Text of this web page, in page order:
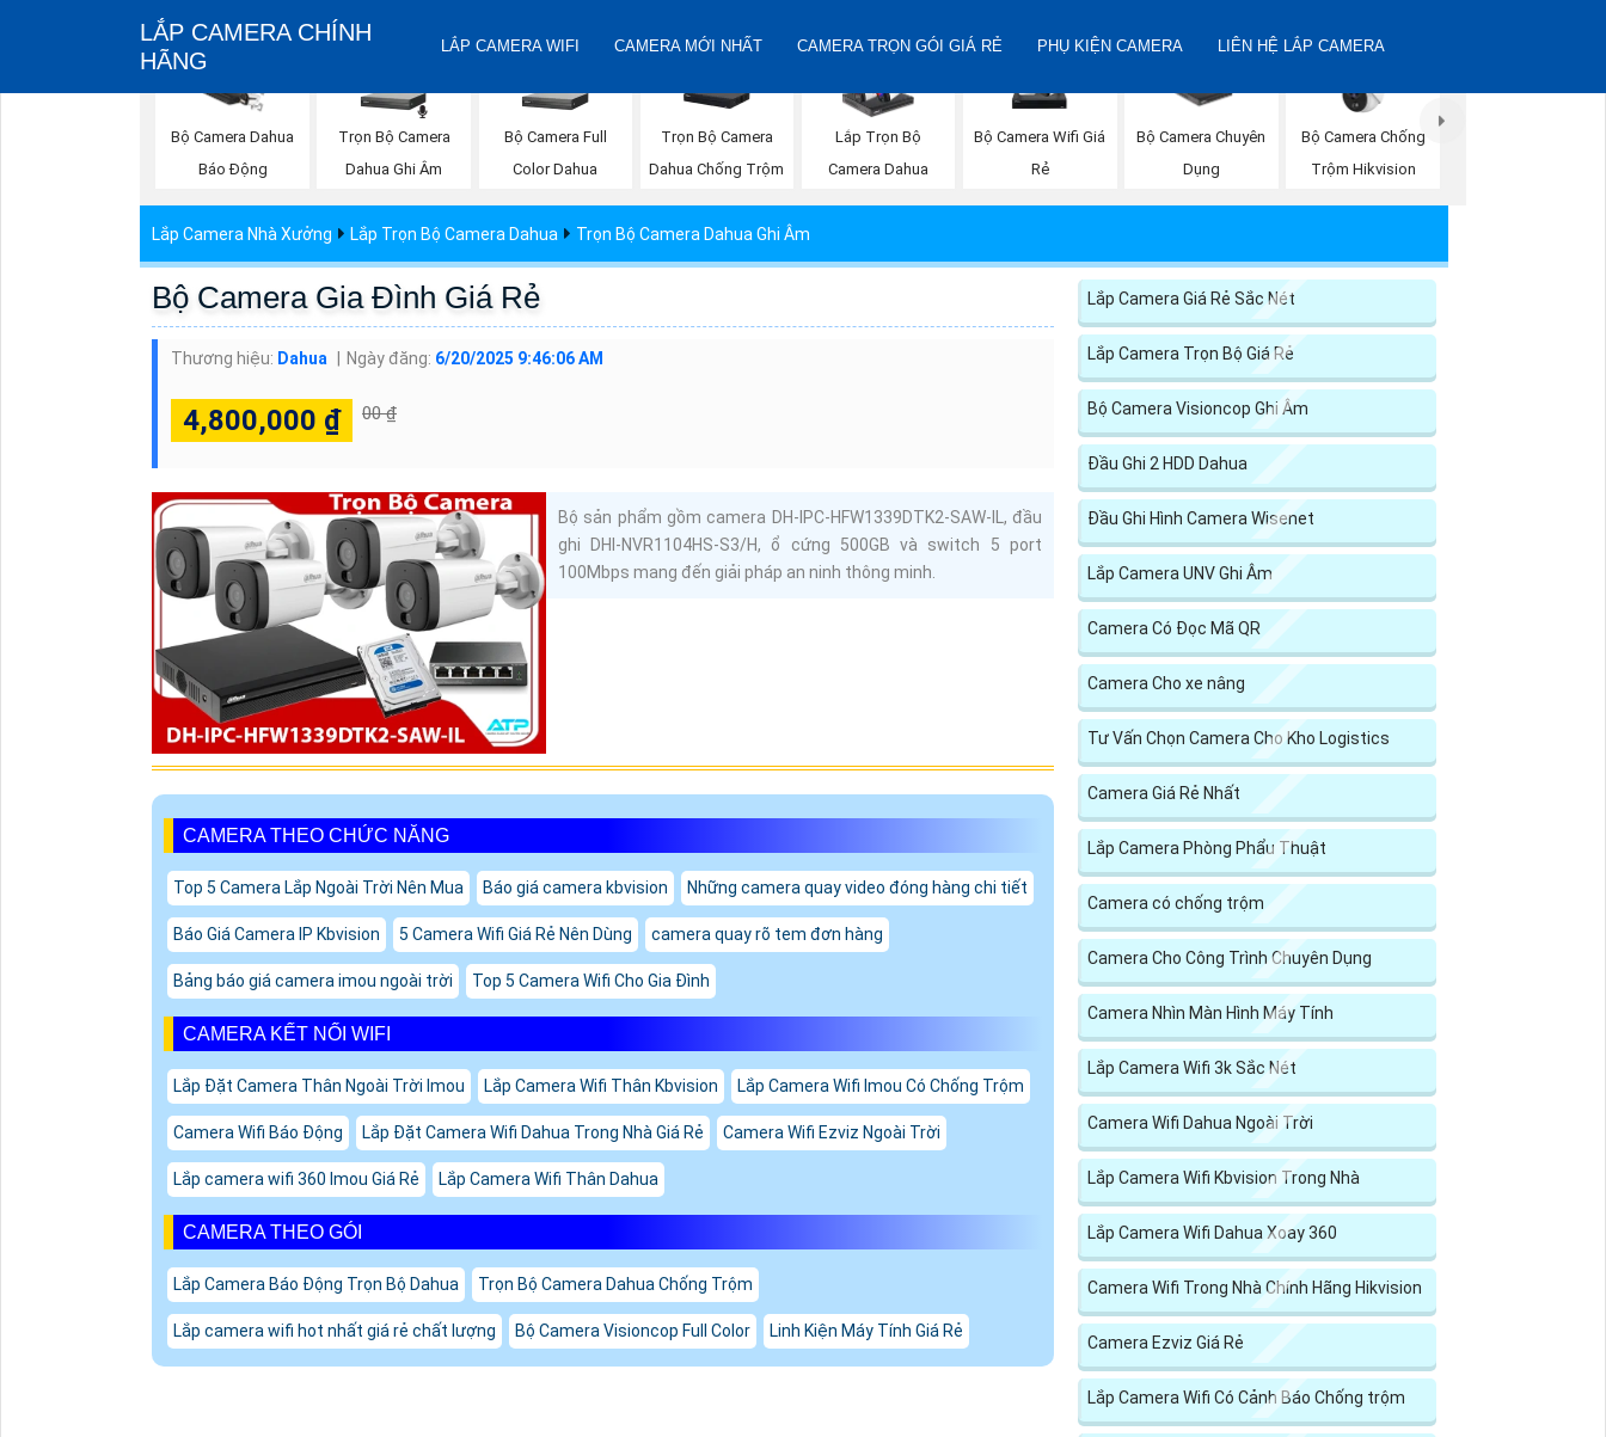
LẮP CAMERA CHÍNH
HÃNG
LẮP CAMERA WIFI CAMERA MỚI NHẤT CAMERA TRỌN GÓI GIÁ RẺ PHỤ KIỆN CAMERA LIÊN HỆ LẮP CAMERA
Bộ Camera Dahua
Báo Động
Trọn Bộ Camera
Dahua Ghi Âm
Bộ Camera Full
Color Dahua
Trọn Bộ Camera
Dahua Chống Trộm
Lắp Trọn Bộ
Camera Dahua
Bộ Camera Wifi Giá
Rẻ
Bộ Camera Chuyên
Dụng
Bộ Camera Chống
Trộm Hikvision
Lắp Camera Nhà Xưởng Lắp Trọn Bộ Camera Dahua Trọn Bộ Camera Dahua Ghi Âm
Bộ Camera Gia Đình Giá Rẻ
Thương hiệu: Dahua Ngày đăng: 6/20/2025 9:46:06 AM
4,800,000 ₫ 00 ₫
Bộ sản phẩm gồm camera DH-IPC-HFW1339DTK2-SAW-IL, đầu
ghi DHI-NVR1104HS-S3/H, ổ cứng 500GB và switch 5 port
100Mbps mang đến giải pháp an ninh thông minh.
CAMERA THEO CHỨC NĂNG
Top 5 Camera Lắp Ngoài Trời Nên Mua Báo giá camera kbvision Những camera quay video đóng hàng chi tiết
Báo Giá Camera IP Kbvision 5 Camera Wifi Giá Rẻ Nên Dùng camera quay rõ tem đơn hàng
Bảng báo giá camera imou ngoài trời Top 5 Camera Wifi Cho Gia Đình
CAMERA KẾT NỐI WIFI
Lắp Đặt Camera Thân Ngoài Trời Imou Lắp Camera Wifi Thân Kbvision Lắp Camera Wifi Imou Có Chống Trộm
Camera Wifi Báo Động Lắp Đặt Camera Wifi Dahua Trong Nhà Giá Rẻ Camera Wifi Ezviz Ngoài Trời
Lắp camera wifi 360 Imou Giá Rẻ Lắp Camera Wifi Thân Dahua
CAMERA THEO GÓI
Lắp Camera Báo Động Trọn Bộ Dahua Trọn Bộ Camera Dahua Chống Trộm
Lắp camera wifi hot nhất giá rẻ chất lượng Bộ Camera Visioncop Full Color Linh Kiện Máy Tính Giá Rẻ
Lắp Camera Giá Rẻ Sắc Nét
Lắp Camera Trọn Bộ Giá Rẻ
Bộ Camera Visioncop Ghi Âm
Đầu Ghi 2 HDD Dahua
Đầu Ghi Hình Camera Wisenet
Lắp Camera UNV Ghi Âm
Camera Có Đọc Mã QR
Camera Cho xe nâng
Tư Vấn Chọn Camera Cho Kho Logistics
Camera Giá Rẻ Nhất
Lắp Camera Phòng Phẩu Thuật
Camera có chống trộm
Camera Cho Công Trình Chuyên Dụng
Camera Nhìn Màn Hình Máy Tính
Lắp Camera Wifi 3k Sắc Nét
Camera Wifi Dahua Ngoài Trời
Lắp Camera Wifi Kbvision Trong Nhà
Lắp Camera Wifi Dahua Xoay 360
Camera Wifi Trong Nhà Chính Hãng Hikvision
Camera Ezviz Giá Rẻ
Lắp Camera Wifi Có Cảnh Báo Chống trộm